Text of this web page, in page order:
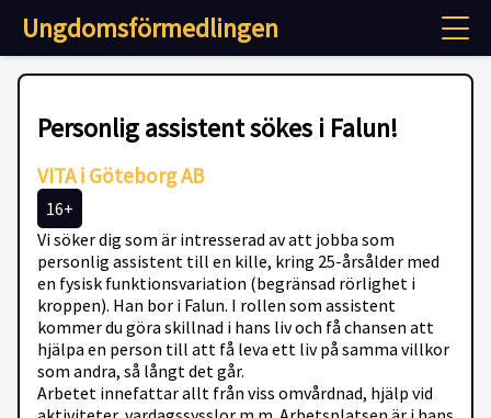
Ungdomsförmedlingen
Personlig assistent sökes i Falun!
VITA i Göteborg AB
16+
Vi söker dig som är intresserad av att jobba som
personlig assistent till en kille, kring 25-årsålder med
en fysisk funktionsvariation (begränsad rörlighet i
kroppen). Han bor i Falun. I rollen som assistent
kommer du göra skillnad i hans liv och få chansen att
hjälpa en person till att få leva ett liv på samma villkor
som andra, så långt det går.
Arbetet innefattar allt från viss omvårdnad, hjälp vid